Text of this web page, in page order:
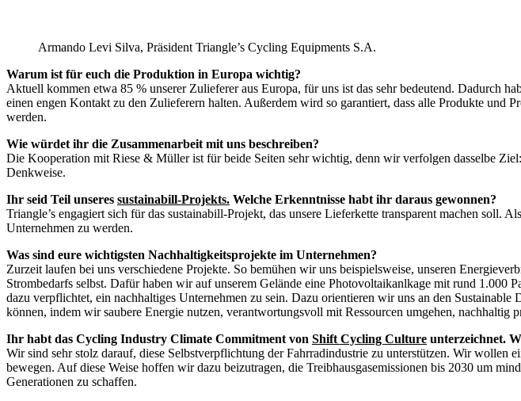
Armando Levi Silva, Präsident Triangle’s Cycling Equipments S.A.
Warum ist für euch die Produktion in Europa wichtig?
Aktuell kommen etwa 85 % unserer Zulieferer aus Europa, für uns ist das sehr bedeutend. Dadurch
einen engen Kontakt zu den Zulieferern halten. Außerdem wird so garantiert, dass alle Produkte und
werden.
Wie würdet ihr die Zusammenarbeit mit uns beschreiben?
Die Kooperation mit Riese & Müller ist für beide Seiten sehr wichtig, denn wir verfolgen dasselbe
Denkweise.
Ihr seid Teil unseres sustainabill-Projekts. Welche Erkenntnisse habt ihr daraus gewonnen?
Triangle’s engagiert sich für das sustainabill-Projekt, das unsere Lieferkette transparent machen soll.
Unternehmen zu werden.
Was sind eure wichtigsten Nachhaltigkeitsprojekte im Unternehmen?
Zurzeit laufen bei uns verschiedene Projekte. So bemühen wir uns beispielsweise, unseren
Strombedarfs selbst. Dafür haben wir auf unserem Gelände eine Photovoltaikanlkage mit rund
dazu verpflichtet, ein nachhaltiges Unternehmen zu sein. Dazu orientieren wir uns an den
können, indem wir saubere Energie nutzen, verantwortungsvoll mit Ressourcen umgehen, nachhaltig
Ihr habt das Cycling Industry Climate Commitment von Shift Cycling Culture unterzeichnet.
Wir sind sehr stolz darauf, diese Selbstverpflichtung der Fahrradindustrie zu unterstützen. Wir
bewegen. Auf diese Weise hoffen wir dazu beizutragen, die Treibhausgasemissionen bis 2030 um
Generationen zu schaffen.